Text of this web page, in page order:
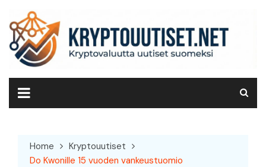
content
Home
Kryptouutiset
Do Kwonille 15 vuoden vankeustuomio